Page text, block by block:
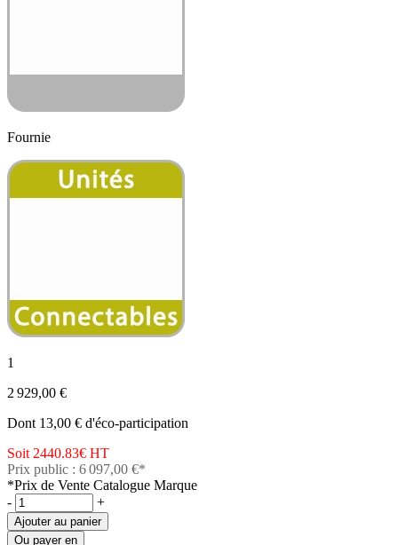
Fournie
1
2 929,00 €
Dont 13,00 € d'éco-participation
Soit 2440.83€ HT
Prix public : 6 097,00 €*
*Prix de Vente Catalogue Marque
-
+
Ajouter au panier
Ou payer en